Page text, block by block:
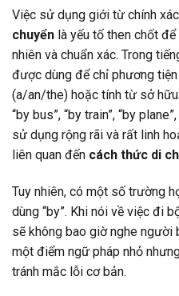
Việc sử dụng giới từ chính
chuyển là yếu tố then chốt
nhiên và chuẩn xác. Trong
được dùng để chỉ phương
(a/an/the) hoặc tính từ sở
“by bus”, “by train”, “by
sử dụng rộng rãi và rất linh
liên quan đến cách thức di
Tuy nhiên, có một số trường
dùng “by”. Khi nói về việc đi
sẽ không bao giờ nghe người
một điểm ngữ pháp nhỏ
tránh mắc lỗi cơ bản.